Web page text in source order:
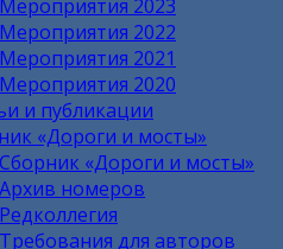
Мероприятия 2023
Мероприятия 2022
Мероприятия 2021
Мероприятия 2020
и публикации
«Дороги и мосты»
Сборник «Дороги и мосты»
Архив номеров
Редколлегия
Требования для авторов